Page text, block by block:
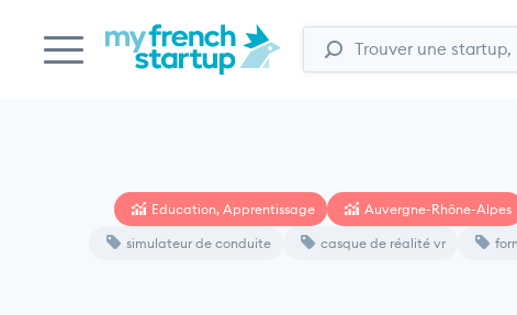
Education, Apprentissage Auvergne-Rhône-Alpes
simulateur de conduite casque de réalité vr